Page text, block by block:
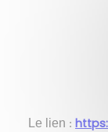
Le lien :